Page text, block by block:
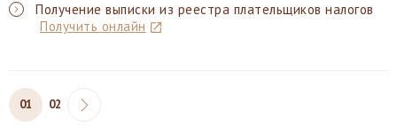
Получение выписки из реестра плательщиков налогов
Получить онлайн
01 02